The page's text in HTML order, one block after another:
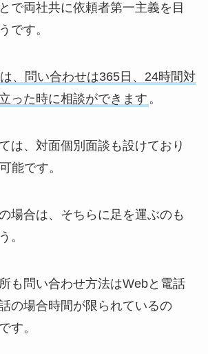
で両社共に依頼者第一主義を目
です。
、問い合わせは365日、24時間対
った時に相談ができます 。
は、対面個別面談も設けており
能です。
場合は、そちらに足を運ぶのも
。
も問い合わせ方法はWebと電話
の場合時間が限られているの
す。